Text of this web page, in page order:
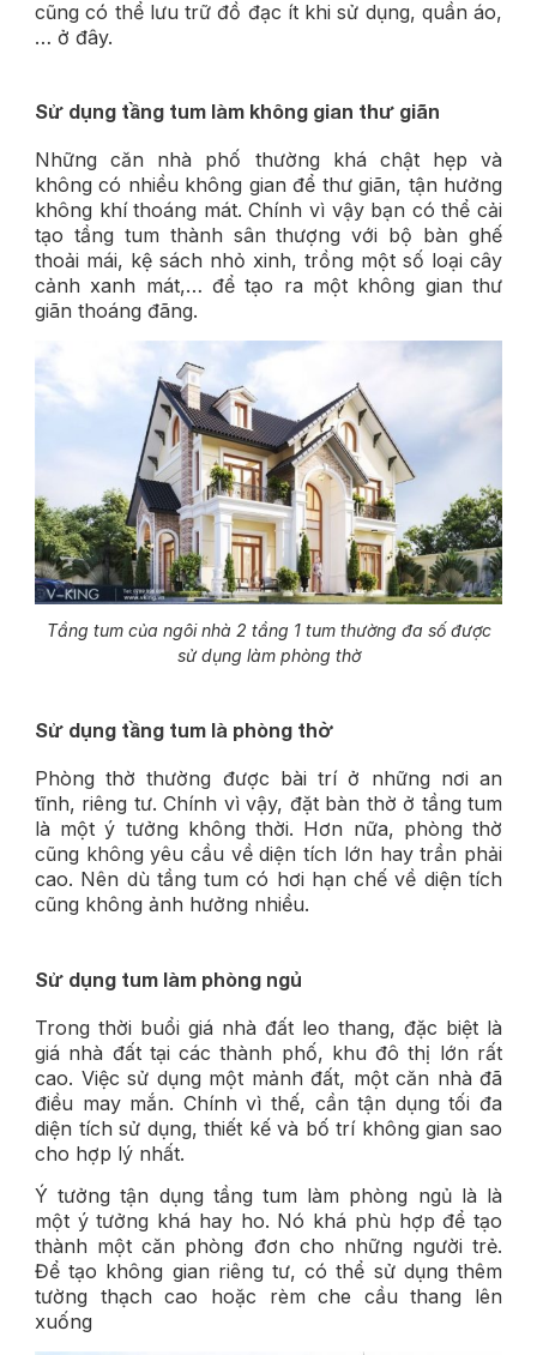
cũng có thể lưu trữ đồ đạc ít khi sử dụng, quần áo,
… ở đây.
Sử dụng tầng tum làm không gian thư giãn
Những căn nhà phố thường khá chật hẹp và
không có nhiều không gian để thư giãn, tận hưởng
không khí thoáng mát. Chính vì vậy bạn có thể cải
tạo tầng tum thành sân thượng với bộ bàn ghế
thoải mái, kệ sách nhỏ xinh, trồng một số loại cây
cảnh xanh mát,… để tạo ra một không gian thư
giãn thoáng đãng.
Tầng tum của ngôi nhà 2 tầng 1 tum thường đa số được
sử dụng làm phòng thờ
Sử dụng tầng tum là phòng thờ
Phòng thờ thường được bài trí ở những nơi an
tĩnh, riêng tư. Chính vì vậy, đặt bàn thờ ở tầng tum
là một ý tưởng không thời. Hơn nữa, phòng thờ
cũng không yêu cầu về diện tích lớn hay trần phải
cao. Nên dù tầng tum có hơi hạn chế về diện tích
cũng không ảnh hưởng nhiều.
Sử dụng tum làm phòng ngủ
Trong thời buổi giá nhà đất leo thang, đặc biệt là
giá nhà đất tại các thành phố, khu đô thị lớn rất
cao. Việc sử dụng một mảnh đất, một căn nhà đã
điều may mắn. Chính vì thế, cần tận dụng tối đa
diện tích sử dụng, thiết kế và bố trí không gian sao
cho hợp lý nhất.
Ý tưởng tận dụng tầng tum làm phòng ngủ là là
một ý tưởng khá hay ho. Nó khá phù hợp để tạo
thành một căn phòng đơn cho những người trẻ.
Để tạo không gian riêng tư, có thể sử dụng thêm
tường thạch cao hoặc rèm che cầu thang lên
xuống